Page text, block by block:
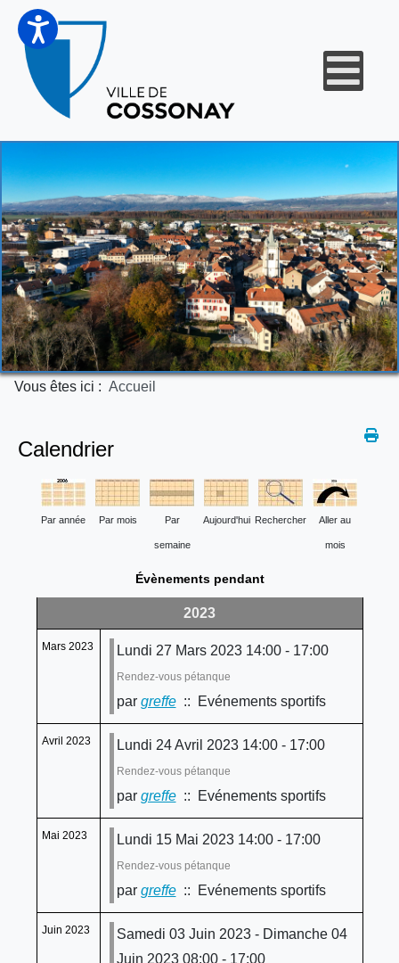
Vous êtes ici : Accueil
Calendrier
Par année Par mois Par
semaine
Aujourd'hui Rechercher Aller au
mois
Évènements pendant
2023
Mars 2023 Lundi 27 Mars 2023 14:00 - 17:00
Rendez-vous pétanque
par greffe:: Evénements sportifs
Avril 2023 Lundi 24 Avril 2023 14:00 - 17:00
Rendez-vous pétanque
par greffe:: Evénements sportifs
Mai 2023 Lundi 15 Mai 2023 14:00 - 17:00
Rendez-vous pétanque
par greffe:: Evénements sportifs
Juin 2023
Samedi 03 Juin 2023 - Dimanche 04
Juin 2023 08:00 - 17:00